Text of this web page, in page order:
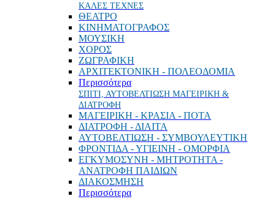
ΚΑΛΕΣ ΤΕΧΝΕΣ
ΘΕΑΤΡΟ
ΚΙΝΗΜΑΤΟΓΡΑΦΟΣ
ΜΟΥΣΙΚΗ
ΧΟΡΟΣ
ΖΩΓΡΑΦΙΚΗ
ΑΡΧΙΤΕΚΤΟΝΙΚΗ - ΠΟΛΕΟΔΟΜΙΑ
Περισσότερα
ΣΠΙΤΙ, ΑΥΤΟΒΕΛΤΙΩΣΗ ΜΑΓΕΙΡΙΚΗ &
ΔΙΑΤΡΟΦΗ
ΜΑΓΕΙΡΙΚΗ - ΚΡΑΣΙΑ - ΠΟΤΑ
ΔΙΑΤΡΟΦΗ - ΔΙΑΙΤΑ
ΑΥΤΟΒΕΛΤΙΩΣΗ - ΣΥΜΒΟΥΛΕΥΤΙΚΗ
ΦΡΟΝΤΙΔΑ - ΥΓΙΕΙΝΗ - ΟΜΟΡΦΙΑ
ΕΓΚΥΜΟΣΥΝΗ - ΜΗΤΡΟΤΗΤΑ -
ΑΝΑΤΡΟΦΗ ΠΑΙΔΙΩΝ
ΔΙΑΚΟΣΜΗΣΗ
Περισσότερα